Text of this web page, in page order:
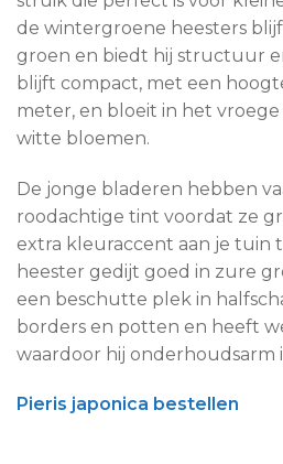
de wintergroene heesters
groen en biedt hij structuur
blijft compact, met een
meter, en bloeit in het
witte bloemen.
De jonge bladeren hebben
roodachtige tint voordat ze
extra kleuraccent aan je tuin
heester gedijt goed in zure
een beschutte plek in
borders en potten en heeft
waardoor hij onderhoudsarm
Pieris japonica bestellen